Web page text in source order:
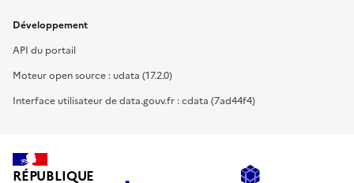
Développement
API du portail
Moteur open source : udata (17.2.0)
Interface utilisateur de data.gouv.fr : cdata (7ad44f4)
RÉPUBLIQUE